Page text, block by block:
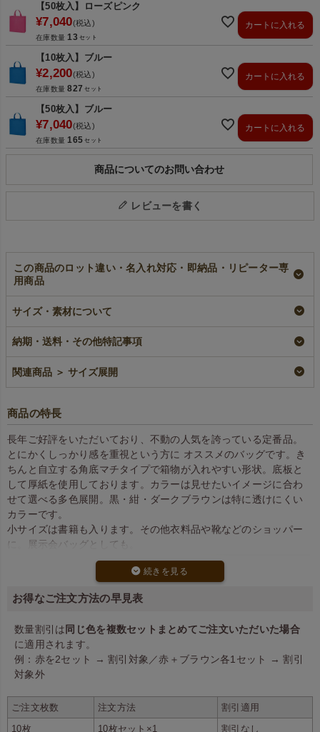
【50枚入】ローズピンク
¥7,040 税込
在庫数量 13
カートに入れる
【10枚入】ブルー
¥2,200 税込
在庫数量 827
カートに入れる
【50枚入】ブルー
¥7,040 税込
在庫数量 165
カートに入れる
商品についてのお問い合わせ
レビューを書く
この商品のロット違い・名入れ対応・即納品・リピーター専
用商品
《100g》 小サイズ
｜100枚入～
即納品
《100g》 小サイズ
｜ 100枚入
《100g》 小サイズ
｜ 100枚入（1000枚
サイズ・素材について
納期・送料・その他特記事項
関連商品 ＞ サイズ展開
商品の特長
長年ご好評をいただいており、不動の人気を誇っている定番品。
とにかくしっかり感を重視という方に オススメのバッグです。き
ちんと自立する角底マチタイプで箱物が入れやすい形状。底板と
して厚紙を使用しております。カラーは見せたいイメージに合わ
せて選べる多色展開。黒・紺・ダークブラウンは特に透けにくい
カラーです。
小サイズは書籍も入ります。その他衣料品や靴などのショッパー
に。展示会バッグとしても。
箱状のものもきちんと収まりま
す。
用意しています。
お得なご注文方法の早見表
数量割引は 同じ色を複数セットまとめてご注文いただいた場合
に適用されます。
例：赤を2セット → 割引対象／赤＋ブラウン各1セット → 割引
対象外
ご注文枚数 注文方法
割引適用
10枚
10枚セット×1 割引なし